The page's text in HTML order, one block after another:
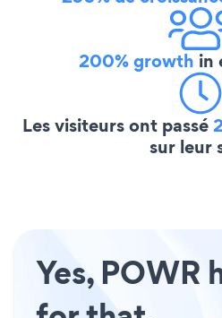
200% growth in
Les visiteurs ont passé
sur leur
Yes, POWR